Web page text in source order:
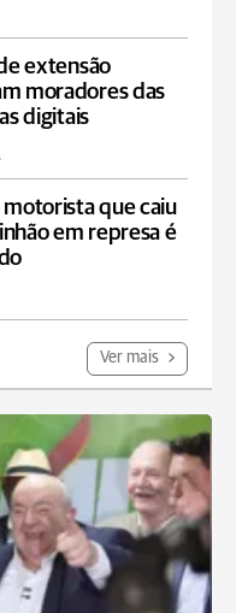
extensão
moradores das
digitais
que caiu
em represa é
Ver mais